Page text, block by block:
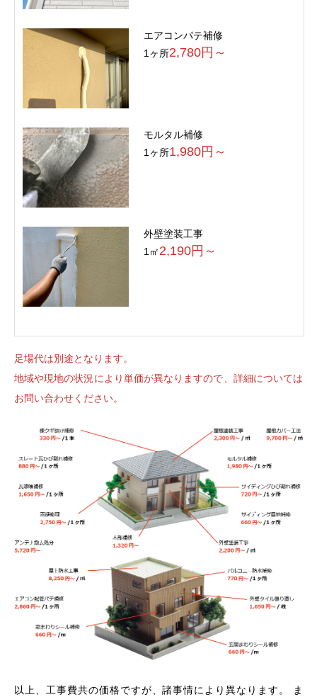
エアコンパテ補修
1ヶ所2,780円～
モルタル補修
1ヶ所1,980円～
外壁塗装工事
1㎡2,190円～
足場代は別途となります。
地域や現地の状況により単価が異なりますので、詳細については
お問い合わせください。
以上、工事費共の価格ですが、諸事情により異なります。 ま